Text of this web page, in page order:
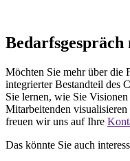
Bedarfsgespräch
Möchten Sie mehr über die
integrierter Bestandteil des
Sie lernen, wie Sie
Mitarbeitenden
freuen wir uns auf Ihre
Das könnte Sie auch